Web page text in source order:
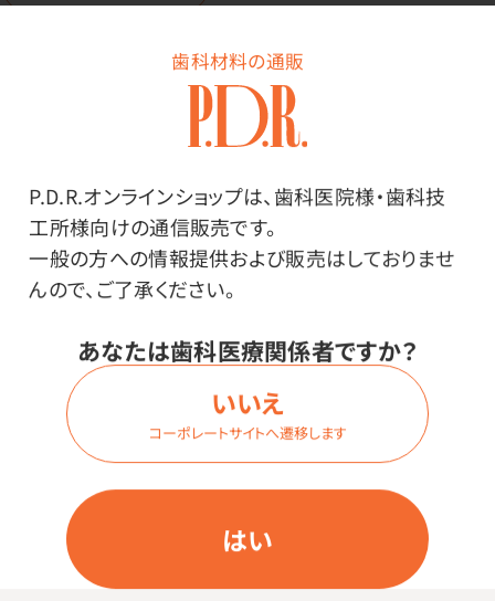
歯科材料の通販
P.D.R.オンラインショップは、歯科医院様・歯科技
工所様向けの通信販売です。
一般の方への情報提供および販売はしておりませ
んので、ご了承ください。
あなたは歯科医療関係者ですか？
はい
いいえ
コーポレートサイトへ遷移します
商品詳細
特長
温州みかん風味のほんのり甘酸っぱい、美味しいみかん
グミです。
温州みかん風味の弾力のある四角いグミです。
甘さ控えめで、甘いものが得意でない人でも美味しくお
召し上がりいただけます。